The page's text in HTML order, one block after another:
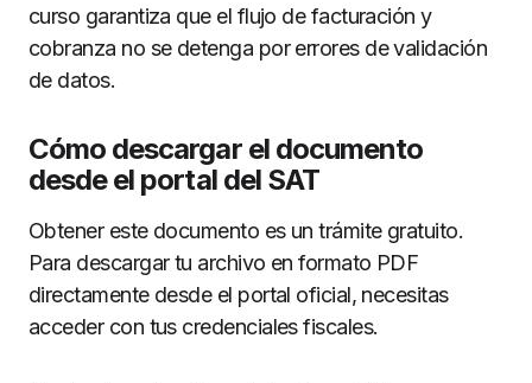
curso garantiza que el flujo de facturación y
cobranza no se detenga por errores de validación
de datos.
Cómo descargar el documento
desde el portal del SAT
Obtener este documento es un trámite gratuito.
Para descargar tu archivo en formato PDF
directamente desde el portal oficial, necesitas
acceder con tus credenciales fiscales.